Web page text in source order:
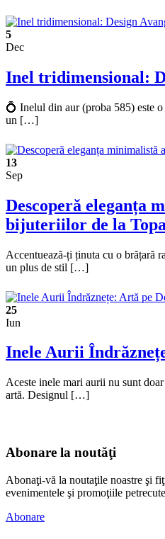
5
Dec
Inel tridimensional:
💍 Inelul din aur (proba 585) este
un […]
13
Sep
Descoperă eleganța
bijuteriilor de la
Accentuează-ți ținuta cu o brățară
un plus de stil […]
25
Iun
Inele Aurii
Aceste inele mari aurii nu sunt
artă. Designul […]
Abonare la noutăţi
Abonaţi-vă la noutaţile noastre şi
evenimentele şi promoţiile
Abonare